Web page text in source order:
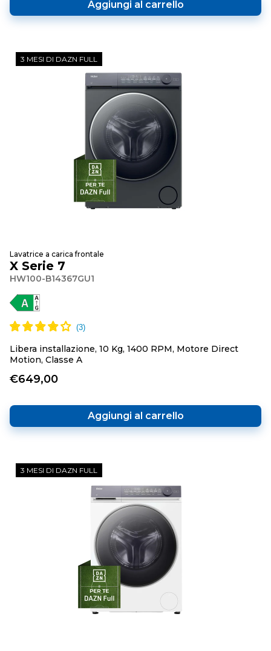
Aggiungi al carrello
3 MESI DI DAZN FULL
Lavatrice a carica frontale
X Serie 7
HW100-B14367GU1
Libera installazione, 10 Kg, 1400 RPM, Motore Direct
Motion, Classe A
€649,00
Aggiungi al carrello
3 MESI DI DAZN FULL